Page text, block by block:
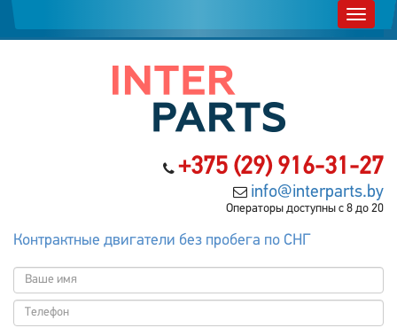
+375 (29) 916-31-27
info@interparts.by
Операторы доступны с 8 до 20
Контрактные двигатели без пробега по СНГ